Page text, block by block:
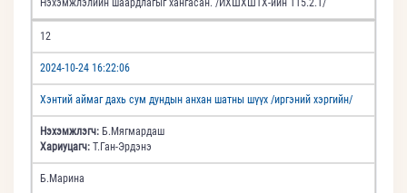
Нэхэмжлэлийн шаардлагыг хангасан. /ИХШХШТХ-ийн 115.2.1/
12
2024-10-24 16:22:06
Хэнтий аймаг дахь сум дундын анхан шатны шүүх /иргэний хэргийн/
Нэхэмжлэгч: Б.Мягмардаш
Хариуцагч: Т.Ган-Эрдэнэ
Б.Марина